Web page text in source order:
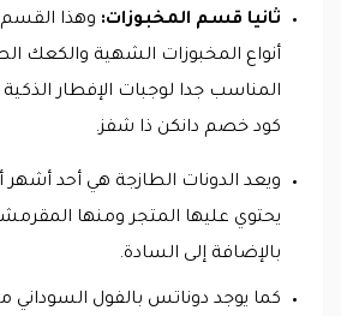
ثانيا قسم المخبوزات: وهذا
أنواع المخبوزات الشهية والكعك
المناسب جدا لوجبات الإفطار
كود خصم دانكن ذا شفز.
ويعد الدونات الطازجة هي أحد أشهر
يحتوي عليها المتجر ومنها
بالإضافة إلى السادة.
كما يوجد دوناتس بالفول السوداني